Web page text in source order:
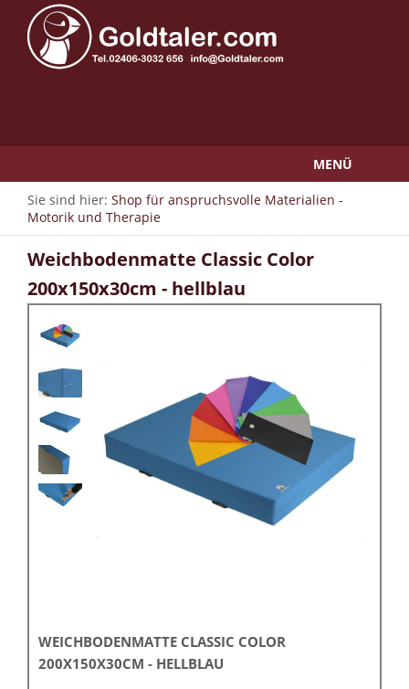
MENÜ
Sie sind hier: Shop für anspruchsvolle Materialien -
Motorik und Therapie
Weichbodenmatte Classic Color
200x150x30cm - hellblau
WEICHBODENMATTE CLASSIC COLOR
200X150X30CM - HELLBLAU